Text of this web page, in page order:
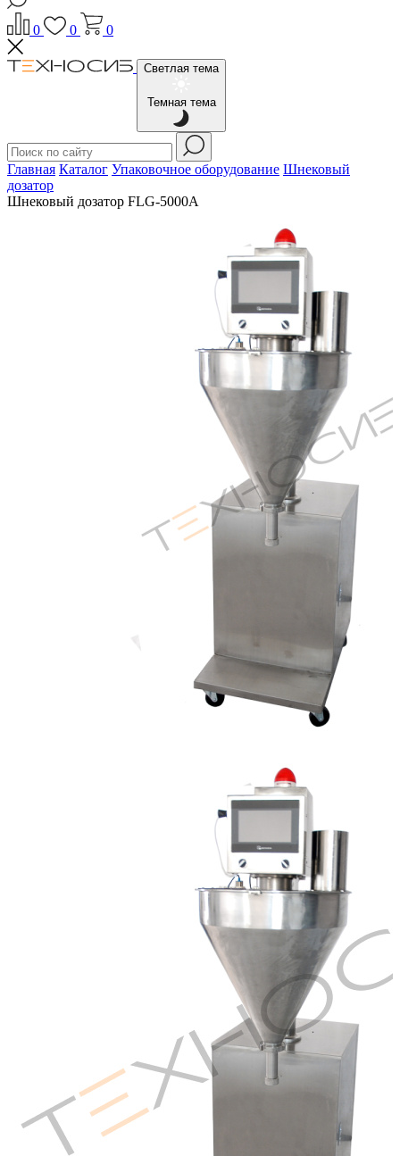
0 0 0
Светлая тема
Темная тема
Главная Каталог Упаковочное оборудование Шнековый
дозатор
Шнековый дозатор FLG-5000A